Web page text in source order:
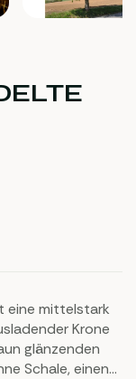
eine mittelstark
Krone
glänzenden
Schale, einen